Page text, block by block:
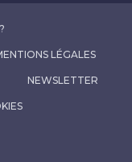
LÉGALES
NEWSLETTER